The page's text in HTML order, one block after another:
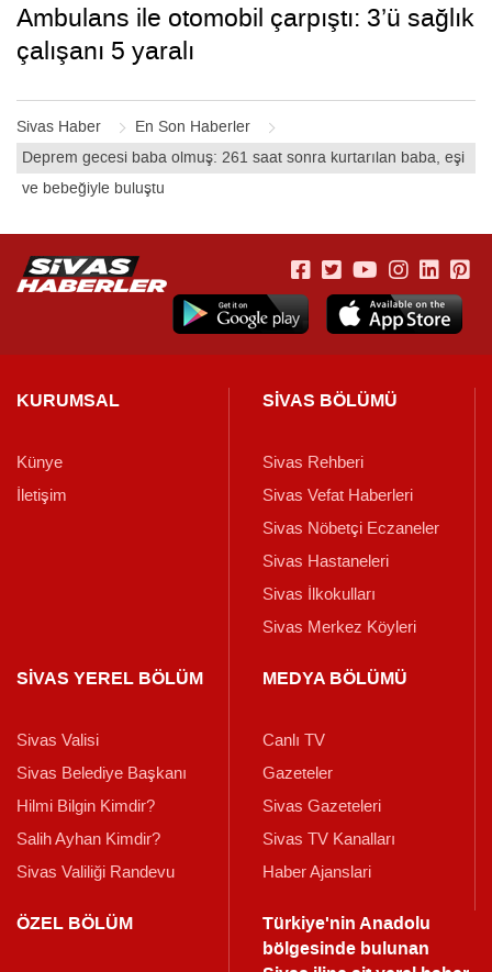
Sivas Haber
En Son Haberler
Deprem gecesi baba olmuş: 261 saat sonra kurtarılan baba, eşi
ve bebeğiyle buluştu
Ambulans ile otomobil çarpıştı: 3’ü sağlık
çalışanı 5 yaralı
KURUMSAL
Künye
İletişim
SİVAS BÖLÜMÜ
Sivas Rehberi
Sivas Vefat Haberleri
Sivas Nöbetçi Eczaneler
Sivas Hastaneleri
Sivas İlkokulları
Sivas Merkez Köyleri
SİVAS YEREL BÖLÜM
Sivas Valisi
Sivas Belediye Başkanı
Hilmi Bilgin Kimdir?
Salih Ayhan Kimdir?
Sivas Valiliği Randevu
MEDYA BÖLÜMÜ
Canlı TV
Gazeteler
Sivas Gazeteleri
Sivas TV Kanalları
Haber Ajanslari
ÖZEL BÖLÜM
Türkiye'nin Anadolu
bölgesinde bulunan